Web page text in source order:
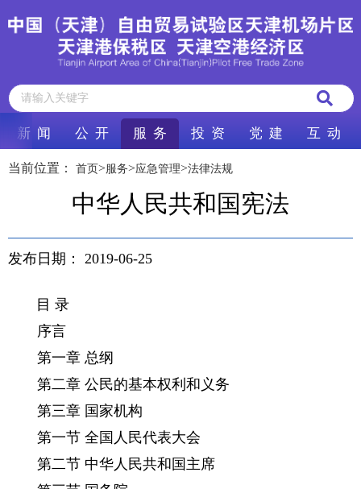
新 闻 公 开 服 务 投 资 党 建 互 动
当前位置： 首页>服务>应急管理>法律法规
中华人民共和国宪法
发布日期： 2019-06-25
目 录
序言
第一章 总纲
第二章 公民的基本权利和义务
第三章 国家机构
第一节 全国人民代表大会
第二节 中华人民共和国主席